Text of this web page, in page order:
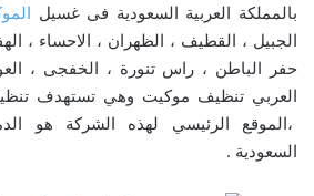
بالمملكة العربية السعودية فى غسيل
الجبيل ، القطيف ، الظهران ، الاحساء ،
حفر الباطن ، راس تنورة ، الخفجى ،
العربي تنظيف موكيت وهي تستهدف
،الموقع الرئيسي لهذه الشركة هو
السعودية .